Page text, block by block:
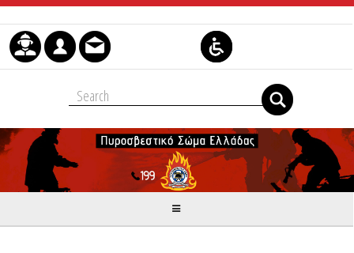
Μετάβαση στο περιεχόμενο